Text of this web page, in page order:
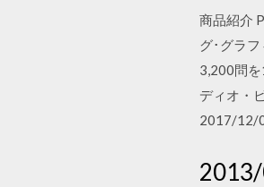
商品紹介
グ･グラ
3,200問
ディオ・
2017/12/